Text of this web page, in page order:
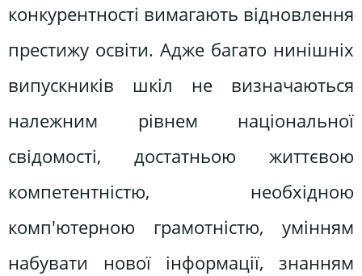
конкурентності вимагають відновлення
престижу освіти. Адже багато нинішніх
випускників шкіл не визначаються
належним рівнем національної
свідомості, достатньою життєвою
компетентністю, необхідною
комп'ютерною грамотністю, умінням
набувати нової інформації, знанням